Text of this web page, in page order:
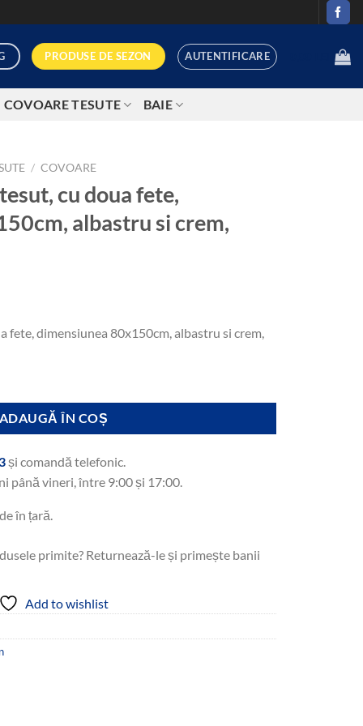
PRODUSE DE SEZON AUTENTIFICARE
COVOARE TESUTE BAIE
/ COVOARE
cu doua fete,
albastru si crem,
dimensiunea 80x150cm, albastru si crem,
ÎN COȘ
și comandă telefonic.
până vineri, între 9:00 și 17:00.
în țară.
primite? Returnează-le și primește banii
Add to wishlist